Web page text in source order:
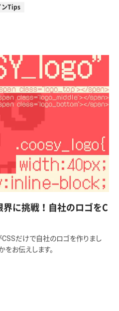
ンTips
界に挑戦！自社のロゴをC
だけで自社のロゴを作りまし
をお伝えします。